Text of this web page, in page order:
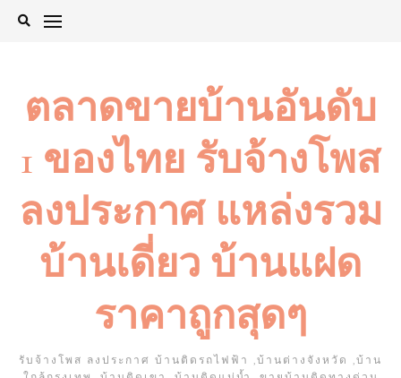
Skip
ตลาดขายบ้านอันดับ
1 ของไทย รับจ้างโพส
ลงประกาศ แหล่งรวม
บ้านเดี่ยว บ้านแฝด
ราคาถูกสุดๆ
รับจ้างโพส ลงประกาศ บ้านติดรถไฟฟ้า ,บ้านต่างจังหวัด ,บ้าน